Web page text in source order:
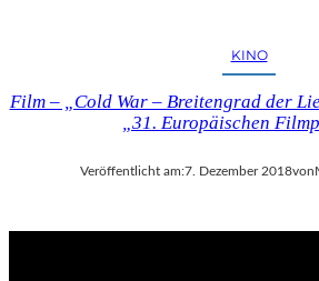
KINO
Film – „Cold War – Breitengrad der
„31. Europäischen
Veröffentlicht am:7. Dezember 2018von